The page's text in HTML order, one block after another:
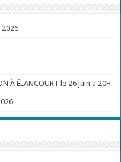
2026
À ÉLANCOURT le 26 juin a 20H